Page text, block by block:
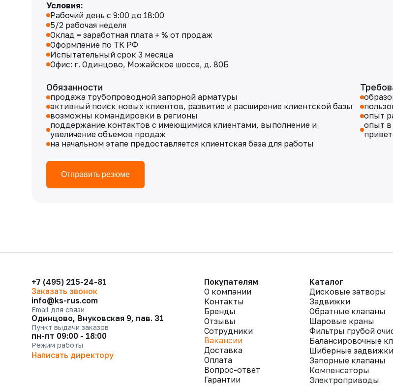
Условия:
Рабочий день с 9:00 до 18:00
5/2 рабочая неделя
Оклад = заработная плата + % от продаж
Оформление по ТК РФ
Испытательный срок 3 месяца
Офис: г. Одинцово, Можайское шоссе, д. 80Б
Обязанности
продажа трубопроводной запорной арматуры
активный поиск новых клиентов‚ развитие и расширение клиентской базы
возможны командировки в регионы
поддержание контактов с имеющимися клиентами‚ выполнение и
увеличение объемов продаж
на начальном этапе предоставляется клиентская база для работы
опыт
опыт в
Отправить резюме
+7 (495) 215-24-81
Заказать звонок
info@ks-rus.com
Email для связи
Одинцово, Внуковская 9, пав. 31
Пункт выдачи заказов
пн-пт 09:00 - 18:00
Режим работы
Написать директору
Покупателям
О компании
Контакты
Бренды
Отзывы
Сотрудники
Вакансии
Доставка
Оплата
Вопрос-ответ
Гарантии
Каталог
Дисковые затворы
Задвижки
Обратные клапаны
Шаровые краны
Фильтры грубой
Балансировочные
Шиберные задвижки
Запорные клапаны
Компенсаторы
Электроприводы